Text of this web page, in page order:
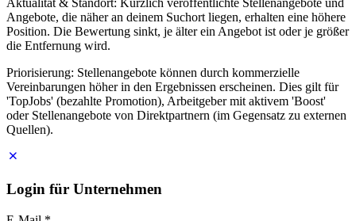
Aktualität & Standort: Kürzlich veröffentlichte Stellenangebote und
Angebote, die näher an deinem Suchort liegen, erhalten eine höhere
Position. Die Bewertung sinkt, je älter ein Angebot ist oder je größer
die Entfernung wird.
Priorisierung: Stellenangebote können durch kommerzielle
Vereinbarungen höher in den Ergebnissen erscheinen. Dies gilt für
'TopJobs' (bezahlte Promotion), Arbeitgeber mit aktivem 'Boost'
oder Stellenangebote von Direktpartnern (im Gegensatz zu externen
Quellen).
Login für Unternehmen